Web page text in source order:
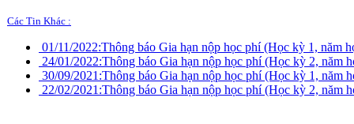
Các Tin Khác :
01/11/2022:Thông báo Gia hạn nộp học phí (Học kỳ 1, năm
24/01/2022:Thông báo Gia hạn nộp học phí (Học kỳ 2, năm
30/09/2021:Thông báo Gia hạn nộp học phí (Học kỳ 1, năm
22/02/2021:Thông báo Gia hạn nộp học phí (Học kỳ 2, năm